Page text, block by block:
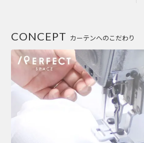
カーテンへのこだわり
CONCEPT